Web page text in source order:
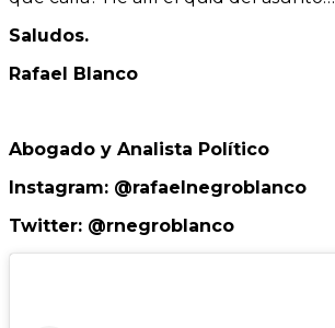
Saludos.
Rafael Blanco
Abogado y Analista Político
Instagram: @rafaelnegroblanco
Twitter: @rnegroblanco